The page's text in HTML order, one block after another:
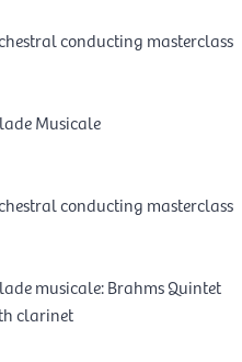
conducting masterclass
Musicale
conducting masterclass
musicale: Brahms Quintet
clarinet